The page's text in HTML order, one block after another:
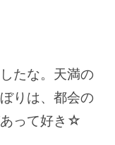
たな。天満の
りは、都会の
って好き☆